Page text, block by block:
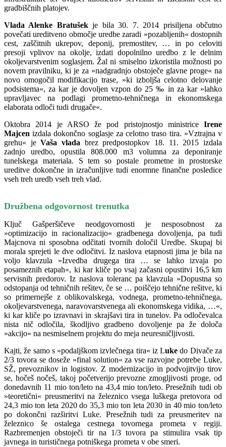
gradbiščnih platojev.
Vlada Alenke Bratušekje bila 30. 7. 2014 prisiljena občutno
povečati ureditveno območje uredbe zaradi »pozabljenih« dostopnih
cest, zaščitnih ukrepov, deponij, premostitev, … in po celoviti
presoji vplivov na okolje, izdati dopolnilno uredbo z le delnim
okoljevarstvenim soglasjem. Žal ni smiselno izkoristila možnosti po
novem pravilniku, ki je za »nadgradnjo obstoječe glavne proge« na
novo omogočil modifikacijo trase, »ki izboljša celotno delovanje
podsistema«, za kar je dovoljen vzpon do 25 ‰ in za kar »lahko
upravljavec na podlagi prometno-tehničnega in ekonomskega
elaborata odloči tudi drugače«.
Oktobra 2014 je ARSO že pod pristojnostjo ministrice Irene
Majcen izdala dokončno soglasje za celotno traso tira. »Vztrajna v
grehu« jeVaša vlada brez predpostopkov 18. 11. 2015 izdala
zadnjo uredbo, opustila 808.000 m3 volumna za deponiranje
tunelskega materiala. S tem so postale prometne in prostorske
ureditve dokončne in izračunljive tudi enormne finančne posledice
vseh treh uredb vseh treh vlad.
Družbena odgovornost trenutka
Ključ Gašperšičeve neodgovornosti je nesposobnost za
»optimizacijo in racionalizacijo« gradbenega dovoljenja, pa tudi
Majcnova ni sposobna odčitati tvornih določil Uredbe. Skupaj bi
morala sprejeti le dve odločitvi. Iz naslova etapnosti jima je bila na
voljo klavzula »Izvedba drugega tira … se lahko izvaja po
posameznih etapah«, ki kar kliče po vsaj začasni opustitvi 16,5 km
servisnih predorov. Iz naslova toleranc pa klavzula »Dopustna so
odstopanja od tehničnih rešitev, če se … poiščejo tehnične rešitve, ki
so primernejše z oblikovalskega, vodnega, prometno-tehničnega,
okoljevarstvenega, naravovarstvenega ali ekonomskega vidika, …«,
ki kar kliče po izravnavi in skrajšavi tira in tunelov. Pa odločevalca
nista nič odločila, škodljivo gradbeno dovoljenje pa že določa
»akcijo« na nesmiselnem projektu do meja neuresničljivosti.
Kajti, že samo s »podaljškom izvlečnega tira« iz Luke do Divače za
2/3 tovora se doseže »final solution« za vse razvojne potrebe Luke,
SŽ, prevoznikov in logistov. Z modernizacijo in podvojitvijo tirov
se, hočeš nočeš, takoj početverijo prevozne zmogljivosti proge, od
donedavnih 11 mio ton/leto na 43,4 mio ton/leto. Presežnih tudi ob
»teoretični« preusmeritvi na železnico vsega luškega pretovora od
24,3 mio ton leta 2020 do 35,3 mio ton leta 2030 in 40 mio ton/leto
po dokončni razširitvi Luke. Presežnih tudi za preusmeritev na
železnico še ostalega cestnega tovornega prometa v regiji.
Razbremenjen obstoječi tir na 1/3 tovora pa stimulira vsak tip
javnega in turističnega potniškega prometa v obe smeri.